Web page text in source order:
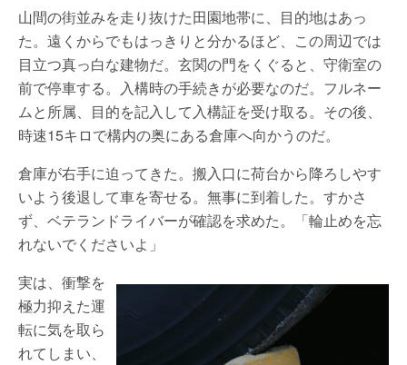
山間の街並みを走り抜けた田園地帯に、目的地はあっ
た。遠くからでもはっきりと分かるほど、この周辺では
目立つ真っ白な建物だ。玄関の門をくぐると、守衛室の
前で停車する。入構時の手続きが必要なのだ。フルネー
ムと所属、目的を記入して入構証を受け取る。その後、
時速15キロで構内の奥にある倉庫へ向かうのだ。
倉庫が右手に迫ってきた。搬入口に荷台から降ろしやす
いよう後退して車を寄せる。無事に到着した。すかさ
ず、ベテランドライバーが確認を求めた。「輪止めを忘
れないでくださいよ」
実は、衝撃を
極力抑えた運
転に気を取ら
れてしまい、